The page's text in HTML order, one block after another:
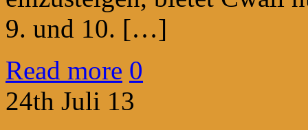
9. und 10. […]
Read more 0
24th Juli 13